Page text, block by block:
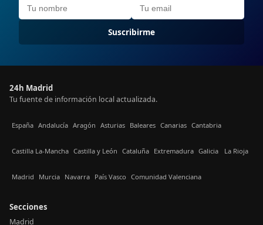
Suscribirme
24h Madrid
Tu fuente de información local actualizada.
España Andalucía Aragón Asturias Baleares Canarias Cantabria
Castilla La-Mancha Castilla y León Cataluña Extremadura Galicia La Rioja
Madrid Murcia Navarra País Vasco Comunidad Valenciana
Secciones
Madrid